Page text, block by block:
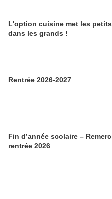
L'option cuisine met les
dans les grands !
Rentrée 2026-2027
Fin d’année scolaire –
rentrée 2026